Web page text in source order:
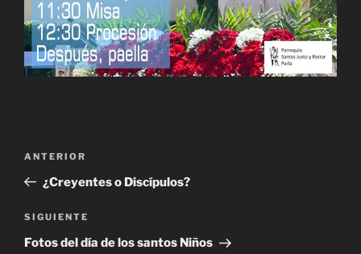
entradas
Entrada
anterior:
ANTERIOR
¿Creyentes o Discípulos?
Siguiente
entrada
SIGUIENTE
Fotos del día de los santos Niños